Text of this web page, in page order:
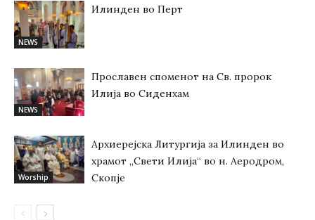
NEWS
Илинден во Перт
NEWS
Прославен споменот на Св. пророк
Илија во Сиденхам
Worship
Архиерејска Литургија за Илинден во
храмот „Свети Илија“ во н. Аеродром,
Скопје